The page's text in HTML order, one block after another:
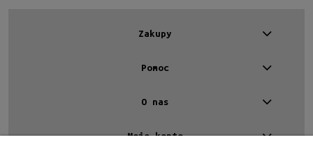
Zakupy
Pomoc
O nas
Moje konto